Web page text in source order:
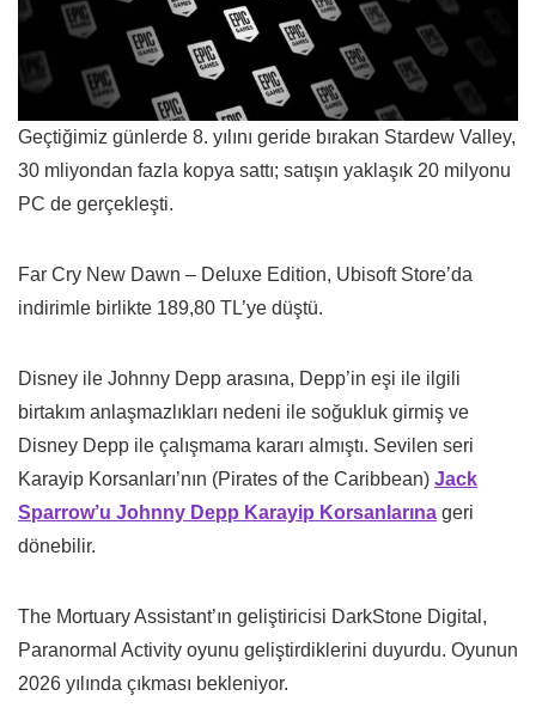
Geçtiğimiz günlerde 8. yılını geride bırakan Stardew Valley,
30 mliyondan fazla kopya sattı; satışın yaklaşık 20 milyonu
PC de gerçekleşti.
Far Cry New Dawn – Deluxe Edition, Ubisoft Store’da
indirimle birlikte 189,80 TL’ye düştü.
Disney ile Johnny Depp arasına, Depp’in eşi ile ilgili
birtakım anlaşmazlıkları nedeni ile soğukluk girmiş ve
Disney Depp ile çalışmama kararı almıştı. Sevilen seri
Karayip Korsanları’nın (Pirates of the Caribbean) Jack
Sparrow’u Johnny Depp Karayip Korsanlarına geri
dönebilir.
The Mortuary Assistant’ın geliştiricisi DarkStone Digital,
Paranormal Activity oyunu geliştirdiklerini duyurdu. Oyunun
2026 yılında çıkması bekleniyor.